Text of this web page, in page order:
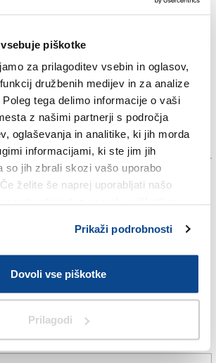
piškotke
za prilagoditev vsebin in oglasov,
družbenih medijev in za analize
tega delimo informacije o vaši
z našimi partnerji s področja
oglaševanja in analitike, ki jih morda
informacijami, ki ste jim jih
so jih zbrali skozi vašo uporabo
želite še naprej uporabljati našo
Prikaži podrobnosti
Dovoli vse piškotke
Prilagodi
Francesco Erle in predsednica
komentarjevje potrebna prijava
GLASBA